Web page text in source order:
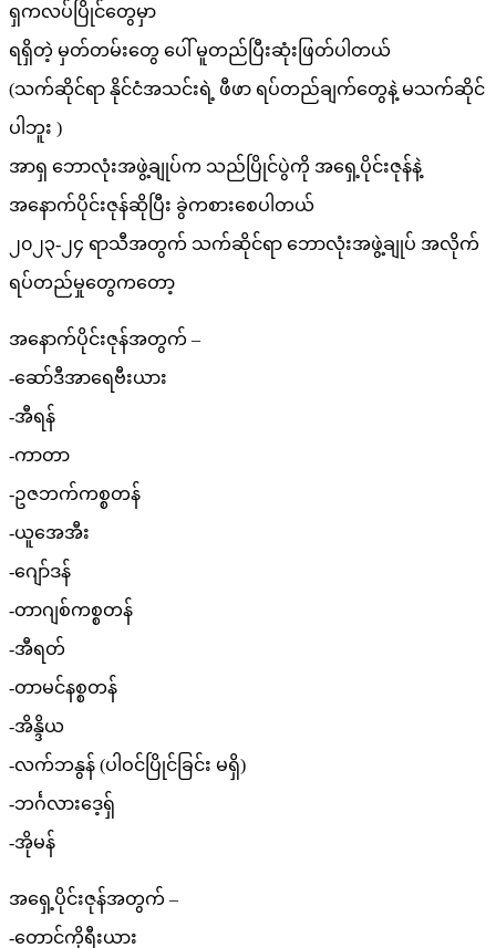
ရှကလပ်ပြိုင်တွေမှာ
ရရှိတဲ့ မှတ်တမ်းတွေ ပေါ် မူတည်ပြီးဆုံးဖြတ်ပါတယ်
(သက်ဆိုင်ရာ နိုင်ငံအသင်းရဲ့ ဖီဖာ ရပ်တည်ချက်တွေနဲ့ မသက်ဆိုင်
ပါဘူး )
အာရှ ဘောလုံးအဖွဲ့ချုပ်က သည်ပြိုင်ပွဲကို အရှေ့ပိုင်းဇုန်နဲ့
အနောက်ပိုင်းဇုန်ဆိုပြီး ခွဲကစားစေပါတယ်
၂၀၂၃-၂၄ ရာသီအတွက် သက်ဆိုင်ရာ ဘောလုံးအဖွဲ့ချုပ် အလိုက်
ရပ်တည်မှုတွေကတော့
အနောက်ပိုင်းဇုန်အတွက် –
-ဆော်ဒီအာရေဗီးယား
-အီရန်
-ကာတာ
-ဥဇဘက်ကစ္စတန်
-ယူအေအီး
-ဂျော်ဒန်
-တာဂျစ်ကစ္စတန်
-အီရတ်
-တာမင်နစ္စတန်
-အိန္ဒိယ
-လက်ဘနွန် (ပါဝင်ပြိုင်ခြင်း မရှိ)
-ဘင်္ဂလားဒေ့ရှ်
-အိုမန်
အရှေ့ပိုင်းဇုန်အတွက် –
-တောင်ကိုရီးယား